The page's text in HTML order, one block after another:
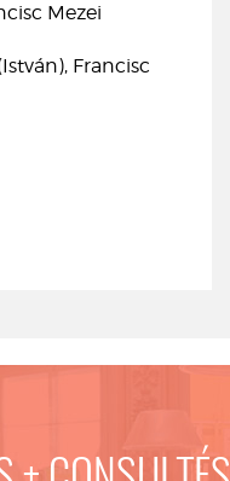
Mezei
Francisc